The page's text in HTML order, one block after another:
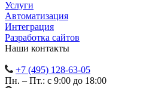
Услуги
Автоматизация
Интеграция
Разработка сайтов
Наши контакты
+7 (495) 128-63-05
Пн. – Пт.: с 9:00 до 18:00